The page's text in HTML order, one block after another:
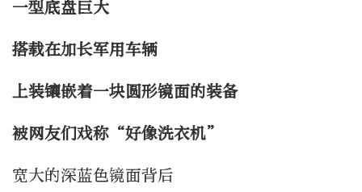
一型底盘巨大
搭载在加长军用车辆
上装镶嵌着一块圆形镜面的装备
被网友们戏称“好像洗衣机”
宽大的深蓝色镜面背后